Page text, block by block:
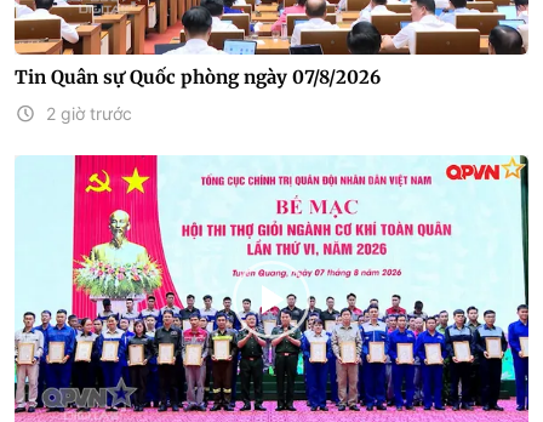
Tin Quân sự Quốc phòng ngày 07/8/2026
2 giờ trước